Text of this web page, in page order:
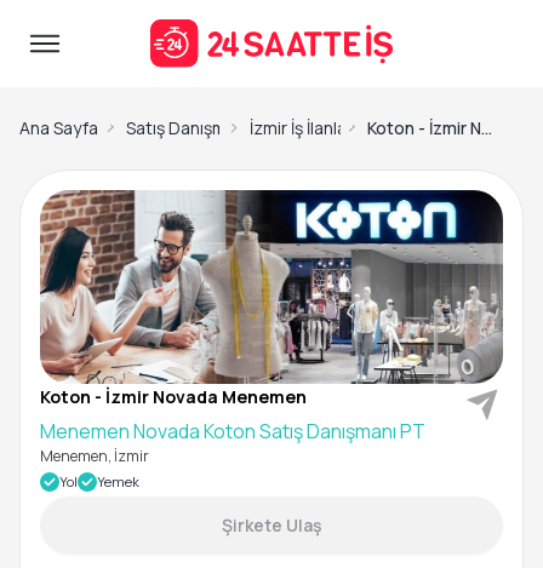
Ana Sayfa Satış Danışmanı İş İlanları
İzmir İş İlanları Koton - İzmir Novada Menemen-Menemen Novada Koton Satış Danışmanı PT
Koton - İzmir Novada Menemen
Menemen Novada Koton Satış Danışmanı PT
Menemen, İzmir
Yol Yemek
Şirkete Ulaş